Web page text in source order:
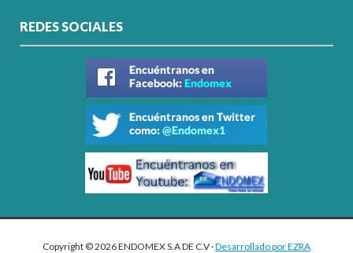
REDES SOCIALES
Copyright © 2026 ENDOMEX S.A DE C.V ·Desarrollado por EZRA